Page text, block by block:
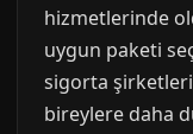
hizmetlerinde
uygun paketi
sigorta şirketleri
bireylere daha